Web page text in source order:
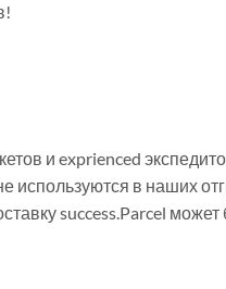
и exprienced
используются в наших
success.Parcel может